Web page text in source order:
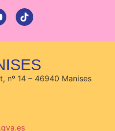
nº 14 – 46940 Manises